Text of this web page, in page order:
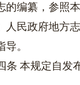
的编纂，参照
人民政府地方
。
条 本规定自发